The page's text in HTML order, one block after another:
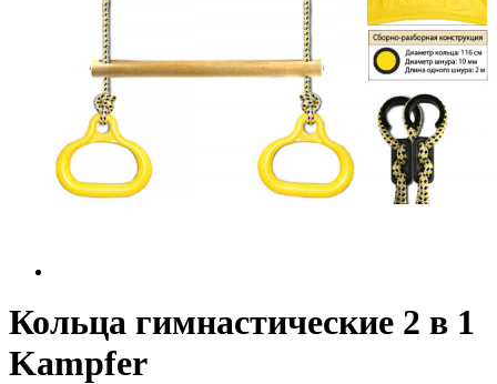
Кольца гимнастические 2 в 1
Kampfer